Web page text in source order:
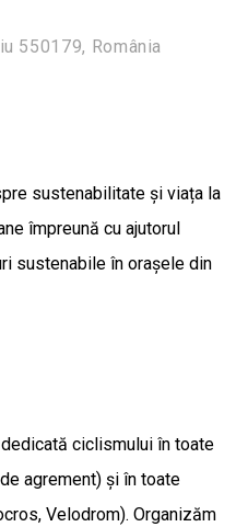
550179, România
sustenabilitate și viața la
împreună cu ajutorul
sustenabile în orașele din
ciclismului în toate
agrement) și în toate
Velodrom). Organizăm